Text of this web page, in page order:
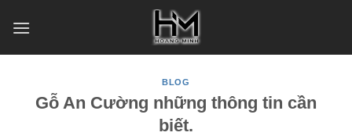
BLOG
Gỗ An Cường những thông tin cần
biết.